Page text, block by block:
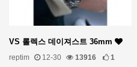
VS 롤렉스 데이져스트 36mm
reptim 12-30 13916 1